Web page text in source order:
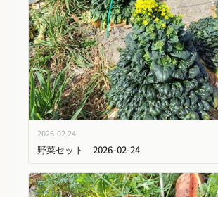
2026.02.24
野菜セット 2026-02-24